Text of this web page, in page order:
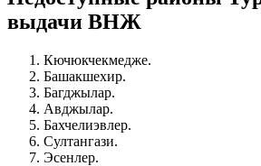
выдачи ВНЖ
Кючюкчекмедже.
Башакшехир.
Багджылар.
Авджылар.
Бахчелиэвлер.
Султангази.
Эсенлер.